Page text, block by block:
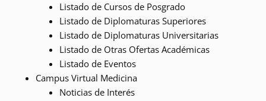
Listado de Cursos de Posgrado
Listado de Diplomaturas Superiores
Listado de Diplomaturas Universitarias
Listado de Otras Ofertas Académicas
Listado de Eventos
Campus Virtual Medicina
Noticias de Interés